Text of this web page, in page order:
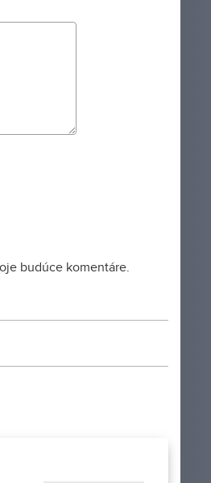
budúce komentáre.